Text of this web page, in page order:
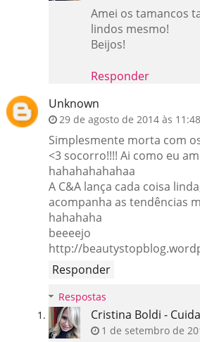
Amei os tamancos
lindos mesmo!
Beijos!
Responder
Unknown
29 de agosto de 2014 às 11:48
Simplesmente morta com
<3 socorro!!!! Ai como eu
hahahahahahaa
A C&A lança cada coisa
acompanha as tendências
hahahaha
beeeejo
http://
Responder
Respostas
Cristina Boldi -
1 de setembro de